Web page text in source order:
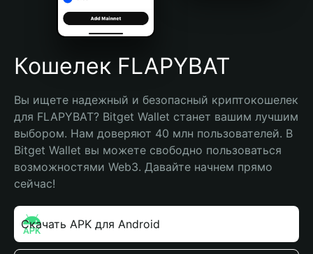
Português (Brasil)
Español (Argentina)
Кошелек FLAPYBAT
Вы ищете надежный и безопасный криптокошелек
для FLAPYBAT? Bitget Wallet станет вашим лучшим
выбором. Нам доверяют 40 млн пользователей. В
Bitget Wallet вы можете свободно пользоваться
возможностями Web3. Давайте начнем прямо
сейчас!
Скачать APK для Android